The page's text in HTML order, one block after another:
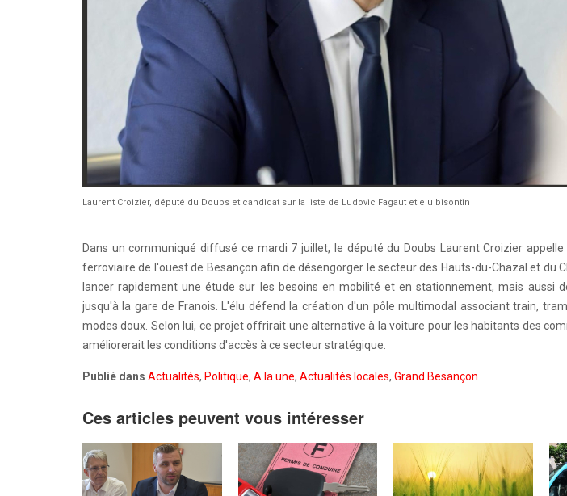
Laurent Croizier, député du Doubs et candidat sur la liste de Ludovic Fagaut et elu bisontin
Dans un communiqué diffusé ce mardi 7 juillet, le député du Doubs Laurent Croizier
ferroviaire de l'ouest de Besançon afin de désengorger le secteur des Hauts-du-Chazal et du
lancer rapidement une étude sur les besoins en mobilité et en stationnement, mais aussi
jusqu'à la gare de Franois. L'élu défend la création d'un pôle multimodal associant train,
modes doux. Selon lui, ce projet offrirait une alternative à la voiture pour les habitants des
améliorerait les conditions d'accès à ce secteur stratégique.
Publié dans Actualités, Politique, A la une, Actualités locales, Grand Besançon
Ces articles peuvent vous intéresser